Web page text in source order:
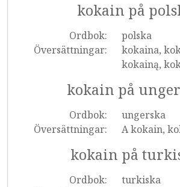
kokain på
Ordbok:
polska
Översättningar:
kokaina,
kokainą,
kokain på
Ordbok:
ungerska
Översättningar:
A kokain,
kokain på
Ordbok:
turkiska